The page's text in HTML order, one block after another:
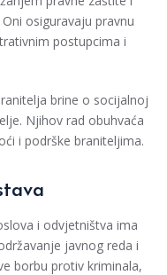
osiguravaju pravnu
postupcima i
brine o socijalnoj
Njihov rad obuhvaća
i podrške braniteljima.
i odvjetništva ima
javnog reda i
borbu protiv kriminala,